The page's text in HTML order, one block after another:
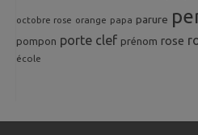
octobre rose orange papa parure
pompon porte clef prénom rose
école